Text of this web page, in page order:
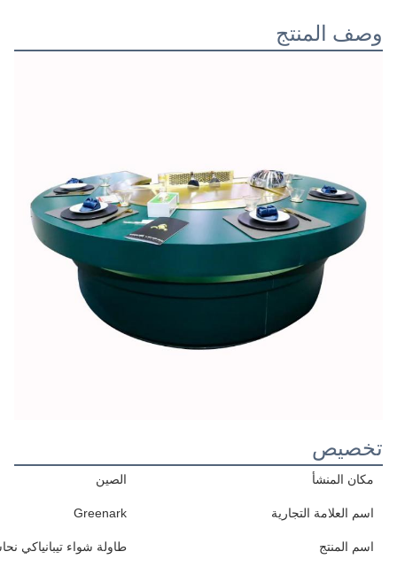
وصف المنتج
تخصيص
مكان المنشأ الصين
اسم العلامة التجارية Greenark
اسم المنتج طاولة شواء تيبانياكي